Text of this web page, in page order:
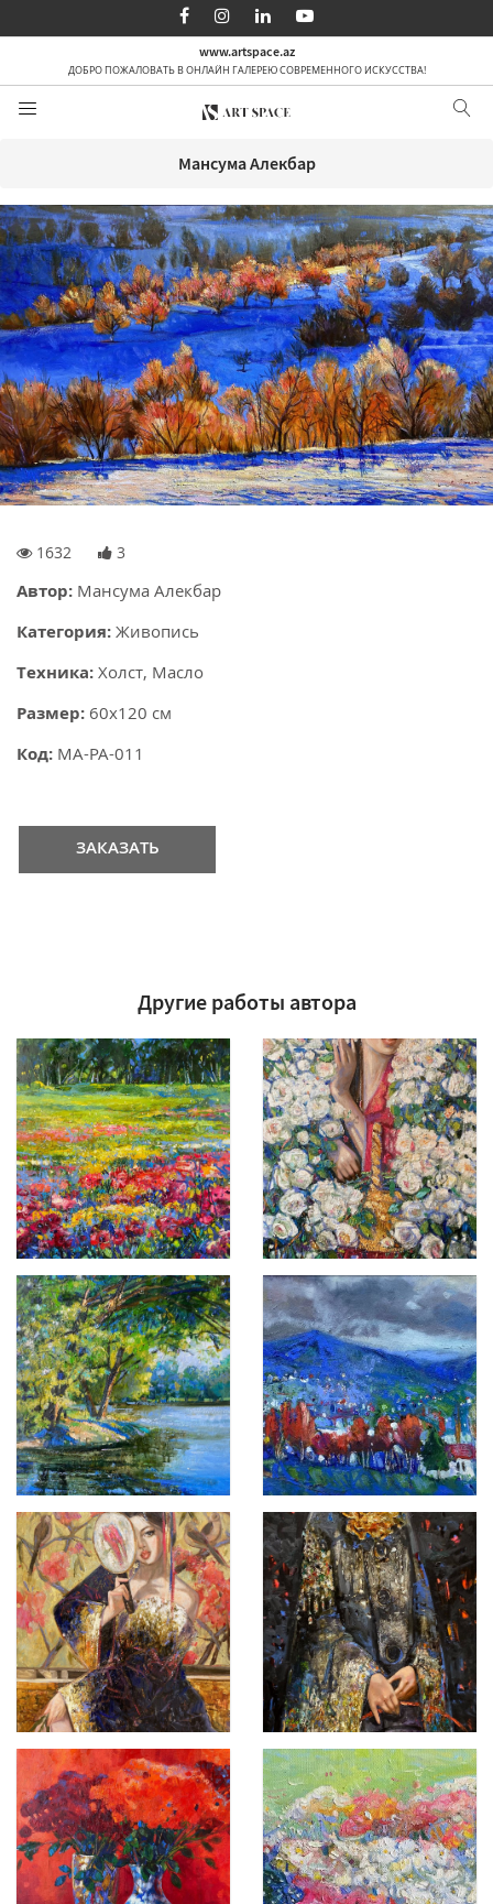
www.artspace.az
ДОБРО ПОЖАЛОВАТЬ В ОНЛАЙН ГАЛЕРЕЮ СОВРЕМЕННОГО ИСКУССТВА!
AZ EN RU
Категории
По заказу
СМИ
Контакт
Мансума Алекбар
1632 3
Автор: Мансума Алекбар
Категория: Живопись
Техника: Холст, Масло
Размер: 60x120 см
Код: MA-PA-011
ЗАКАЗАТЬ
Другие работы автора